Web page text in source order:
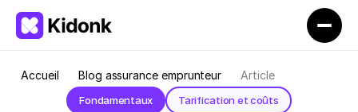
Accueil Blog assurance emprunteur Article
Fondamentaux Tarification et coûts